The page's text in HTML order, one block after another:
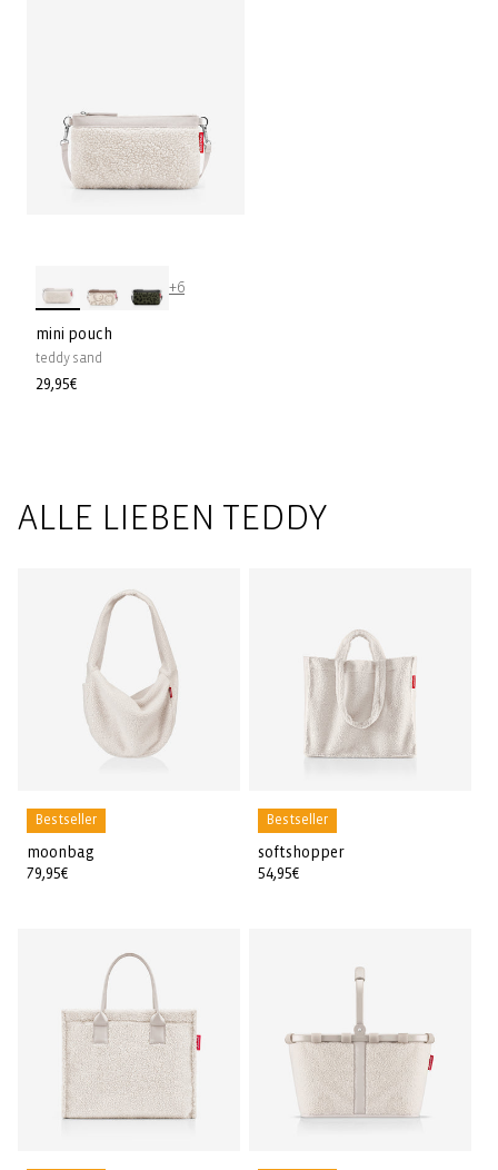
+6
mini pouch
teddy sand
Prezzo
29,95€
ALLE LIEBEN TEDDY
Bestseller
moonbag
Prezzo
79,95€
Bestseller
softshopper
Prezzo
54,95€